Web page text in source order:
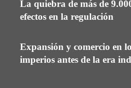
La quiebra de más de
efectos en la regulación
Expansión y comercio en
imperios antes de la era